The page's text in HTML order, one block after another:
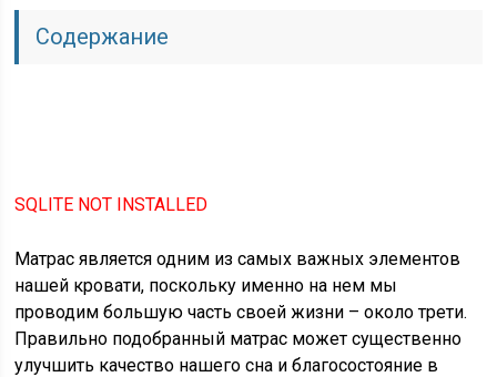
Содержание
SQLITE NOT INSTALLED
Матрас является одним из самых важных элементов
нашей кровати, поскольку именно на нем мы
проводим большую часть своей жизни – около трети.
Правильно подобранный матрас может существенно
улучшить качество нашего сна и благосостояние в